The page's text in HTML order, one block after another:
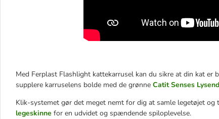
Med Ferplast Flashlight kattekarrusel kan du sikre at din kat
supplere karruselens bolde med de grønne Catit Senses
Klik-systemet gør det meget nemt for dig at samle legetøjet
legeskinne for en udvidet og spændende spiloplevelse.